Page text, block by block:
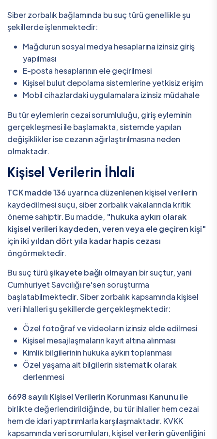
Siber zorbalık bağlamında bu suç türü genellikle şu
şekillerde işlenmektedir:
Mağdurun sosyal medya hesaplarına izinsiz giriş
yapılması
E-posta hesaplarının ele geçirilmesi
Kişisel bulut depolama sistemlerine yetkisiz erişim
Mobil cihazlardaki uygulamalara izinsiz müdahale
Bu tür eylemlerin cezai sorumluluğu, giriş eyleminin
gerçekleşmesi ile başlamakta, sistemde yapılan
değişiklikler ise cezanın ağırlaştırılmasına neden
olmaktadır.
Kişisel Verilerin İhlali
TCK madde 136 uyarınca düzenlenen kişisel verilerin
kaydedilmesi suçu, siber zorbalık vakalarında kritik
öneme sahiptir. Bu madde, "hukuka aykırı olarak
kişisel verileri kaydeden, veren veya ele geçiren kişi"
için iki yıldan dört yıla kadar hapis cezası
öngörmektedir.
Bu suç türüşikayete bağlı olmayan bir suçtur, yani
Cumhuriyet Savcılığı re'sen soruşturma
başlatabilmektedir. Siber zorbalık kapsamında kişisel
veri ihlalleri şu şekillerde gerçekleşmektedir:
Özel fotoğraf ve videoların izinsiz elde edilmesi
Kişisel mesajlaşmaların kayıt altına alınması
Kimlik bilgilerinin hukuka aykırı toplanması
Özel yaşama ait bilgilerin sistematik olarak
derlenmesi
6698 sayılı Kişisel Verilerin Korunması Kanunu ile
birlikte değerlendirildiğinde, bu tür ihlaller hem cezai
hem de idari yaptırımlarla karşılaşmaktadır. KVKK
kapsamında veri sorumluları, kişisel verilerin güvenliğini